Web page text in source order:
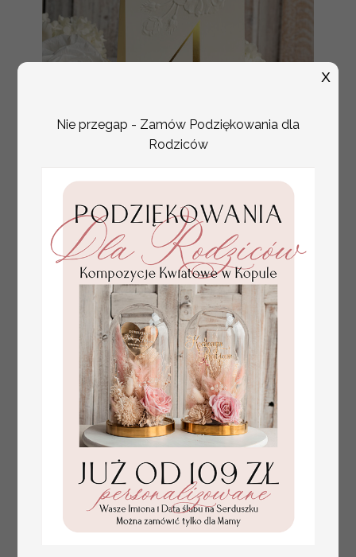
numerki na stół weselny
z tłoczonymi kwiatami,
eleganckie numerki na
stoły weselne, tłoczone
numerki na stół weselny,
dekoracja stołów
weselnych tłoczone
Promocja:
10 PLN/ 13.00 PLN
Nie przegap - Zamów Podziękowania dla
Rodziców
X